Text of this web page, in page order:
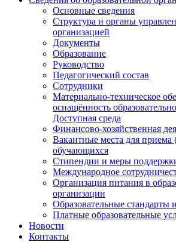
Основные сведения
Структура и органы
организацией
Документы
Образование
Руководство
Педагогический состав
Сотрудники
Материально-техническое
оснащённость
Доступная среда
Финансово-хозяйственная
Вакантные места для приема
обучающихся
Стипендии и меры
Международное
Организация питания в
организации
Образовательные стандарты
Платные образовательные
Новости
Контакты